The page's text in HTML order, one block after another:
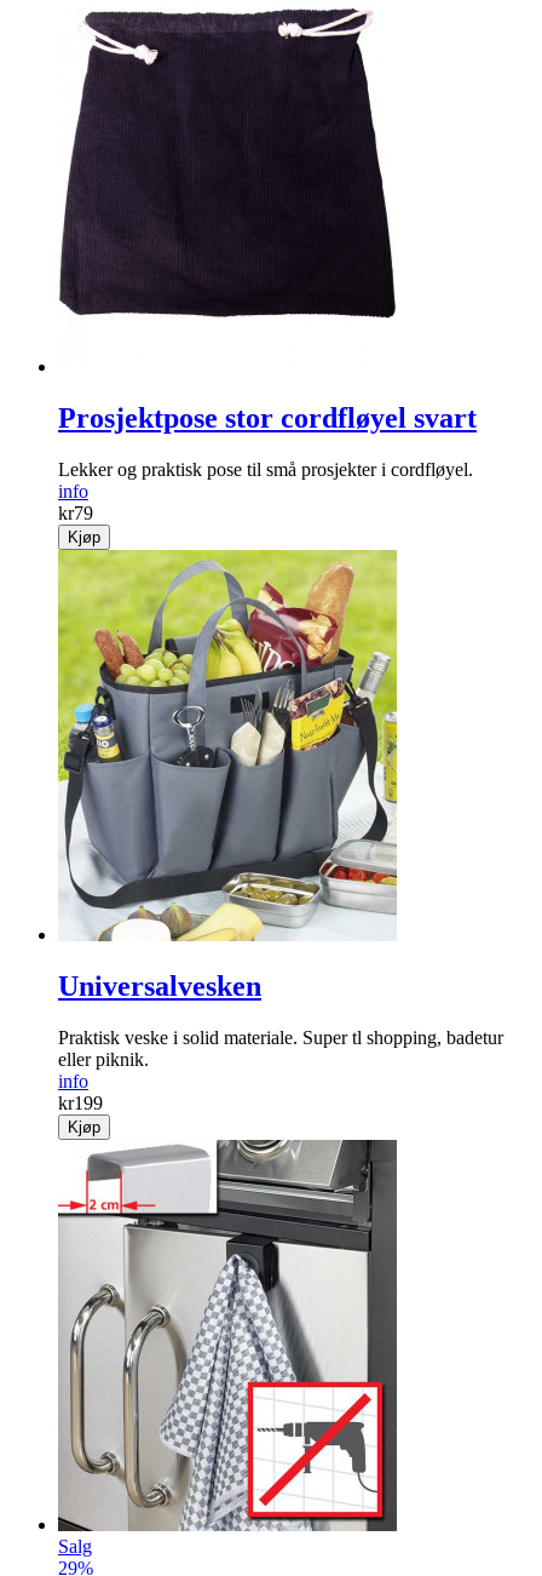
Prosjektpose stor cordfløyel svart
Lekker og praktisk pose til små prosjekter i cordfløyel.
info
kr79
Kjøp
Universalvesken
Praktisk veske i solid materiale. Super tl shopping, badetur
eller piknik.
info
kr199
Kjøp
Salg
29%